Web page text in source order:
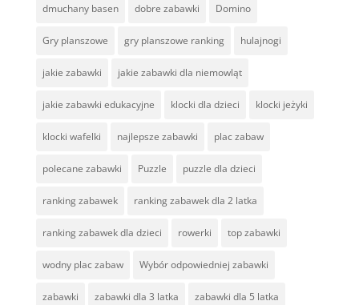
dmuchany basen dobre zabawki Domino
Gry planszowe gry planszowe ranking hulajnogi
jakie zabawki jakie zabawki dla niemowląt
jakie zabawki edukacyjne klocki dla dzieci klocki jeżyki
klocki wafelki najlepsze zabawki plac zabaw
polecane zabawki Puzzle puzzle dla dzieci
ranking zabawek ranking zabawek dla 2 latka
ranking zabawek dla dzieci rowerki top zabawki
wodny plac zabaw Wybór odpowiedniej zabawki
zabawki zabawki dla 3 latka zabawki dla 5 latka